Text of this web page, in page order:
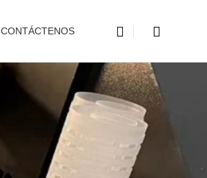
CONTÁCTENOS